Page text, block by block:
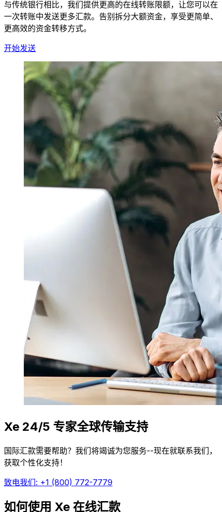
与传统银行相比，我们提供更高的在线转账限额，让您可以在
一次转账中发送更多汇款。告别拆分大额资金，享受更简单、
更高效的资金转移方式。
开始发送
Xe 24/5 专家全球传输支持
国际汇款需要帮助？我们将竭诚为您服务--现在就联系我们，
获取个性化支持！
致电我们: +1 (800) 772-7779
如何使用 Xe 在线汇款